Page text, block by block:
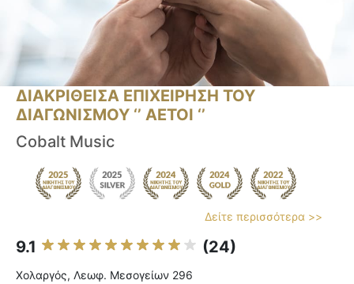
ΔΙΑΚΡΙΘΕΙΣΑ ΕΠΙΧΕΙΡΗΣΗ ΤΟΥ
ΔΙΑΓΩΝΙΣΜΟΥ ‘’ ΑΕΤΟΙ ‘’
Cobalt Music
Δείτε περισσότερα >>
9.1 (24)
Χολαργός, Λεωφ. Μεσογείων 296